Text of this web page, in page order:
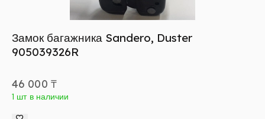
Замок багажника Sandero, Duster
905039326R
46 000 ₸
1 шт в наличии